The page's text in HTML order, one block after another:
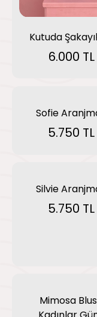
Kutuda
6.000 TL
Sofie
5.750 TL
Silvie
5.750 TL
Mimosa